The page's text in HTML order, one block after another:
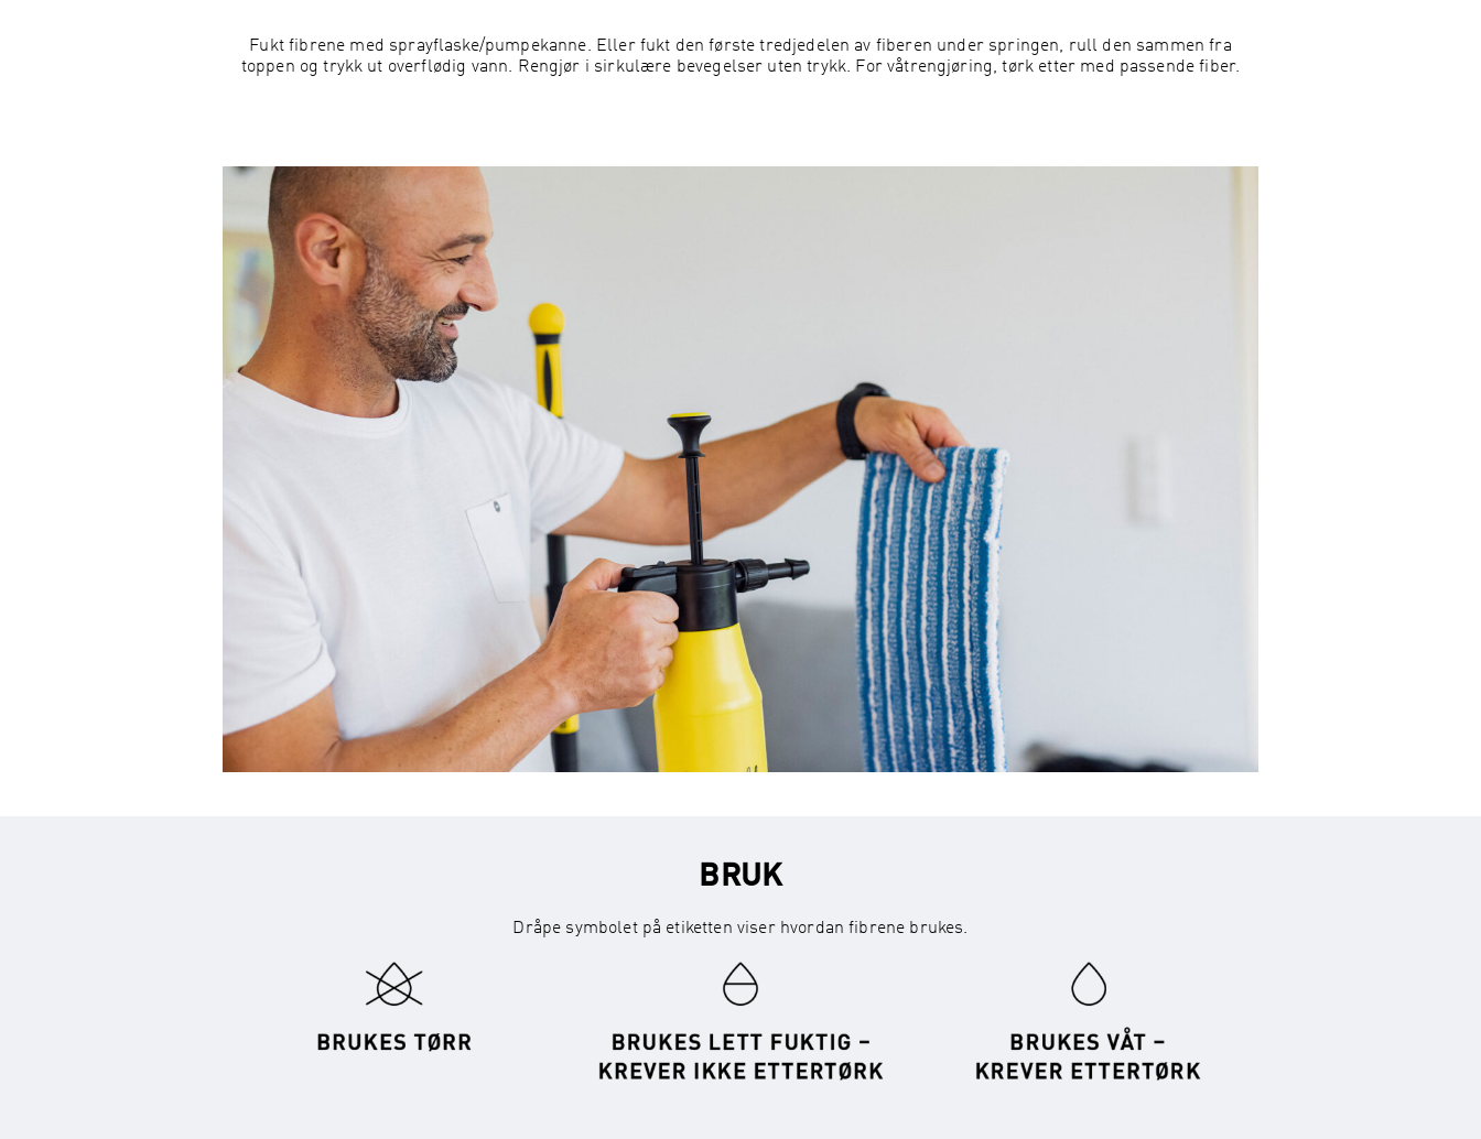
Fukt fibrene med sprayflaske/pumpekanne. Eller fukt den første tredjedelen av fiberen under springen, rull den sammen fra
toppen og trykk ut overflødig vann. Rengjør i sirkulære bevegelser uten trykk. For våtrengjøring, tørk etter med passende fiber.
BRUK
Dråpe symbolet på etiketten viser hvordan fibrene brukes.